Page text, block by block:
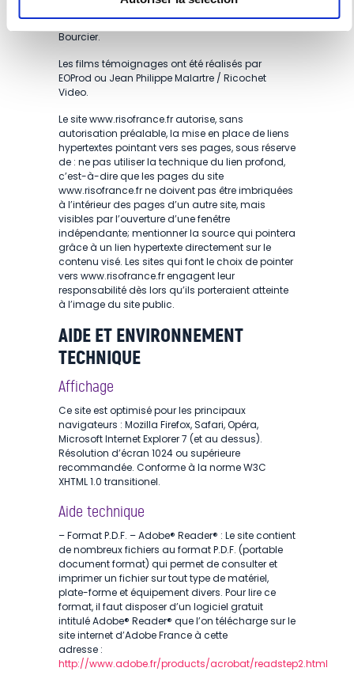
© Getty Images, © PhotoAlto, © Fotolia, © Frédéric
Bourcier.
Les films témoignages ont été réalisés par
EOProd ou Jean Philippe Malartre / Ricochet
Video.
Le site www.risofrance.fr autorise, sans
autorisation préalable, la mise en place de liens
hypertextes pointant vers ses pages, sous réserve
de : ne pas utiliser la technique du lien profond,
c’est-à-dire que les pages du site
www.risofrance.fr ne doivent pas être imbriquées
à l’intérieur des pages d’un autre site, mais
visibles par l’ouverture d’une fenêtre
indépendante; mentionner la source qui pointera
grâce à un lien hypertexte directement sur le
contenu visé. Les sites qui font le choix de pointer
vers www.risofrance.fr engagent leur
responsabilité dès lors qu’ils porteraient atteinte
à l’image du site public.
AIDE ET ENVIRONNEMENT
TECHNIQUE
Affichage
Ce site est optimisé pour les principaux
navigateurs : Mozilla Firefox, Safari, Opéra,
Microsoft Internet Explorer 7 (et au dessus).
Résolution d’écran 1024 ou supérieure
recommandée. Conforme à la norme W3C
XHTML 1.0 transitionel.
Aide technique
– Format P.D.F. – Adobe® Reader® : Le site contient
de nombreux fichiers au format P.D.F. (portable
document format) qui permet de consulter et
imprimer un fichier sur tout type de matériel,
plate-forme et équipement divers. Pour lire ce
format, il faut disposer d’un logiciel gratuit
intitulé Adobe® Reader® que l’on télécharge sur le
site internet d’Adobe France à cette
adresse :
http://www.adobe.fr/products/acrobat/readstep2.html